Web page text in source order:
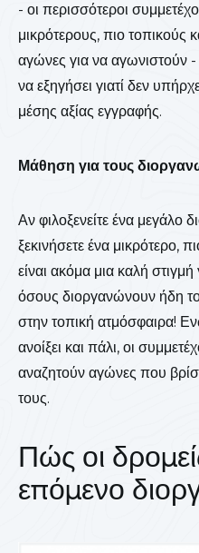
- οι περισσότεροι
μικρότερους, πιο τοπικούς
αγώνες για να αγωνιστούν
να εξηγήσει γιατί δεν
μέσης αξίας εγγραφής.
Μάθηση για τους
Αν φιλοξενείτε ένα μεγάλο
ξεκινήσετε ένα μικρότερο,
είναι ακόμα μια καλή στιγμή
όσους διοργανώνουν ήδη
στην τοπική ατμόσφαιρα!
ανοίξει και πάλι, οι
αναζητούν αγώνες που
τους.
Πώς οι
επόμενο